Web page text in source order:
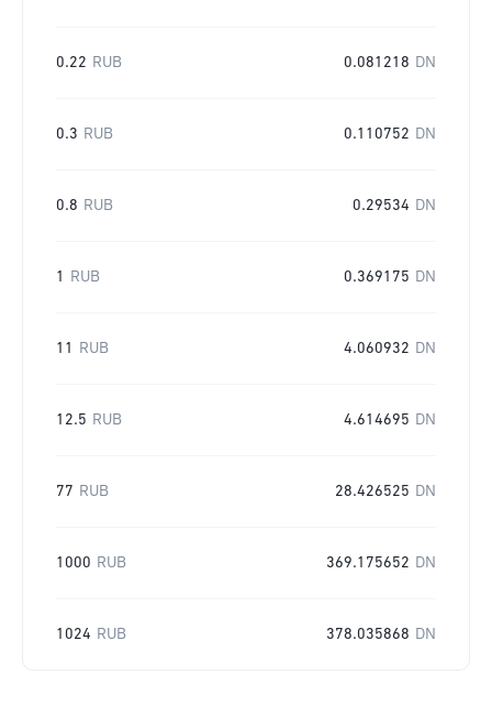
0.22 RUB 0.081218 DN
0.3 RUB 0.110752 DN
0.8 RUB 0.29534 DN
1 RUB 0.369175 DN
11 RUB 4.060932 DN
12.5 RUB 4.614695 DN
77 RUB 28.426525 DN
1000 RUB 369.175652 DN
1024 RUB 378.035868 DN